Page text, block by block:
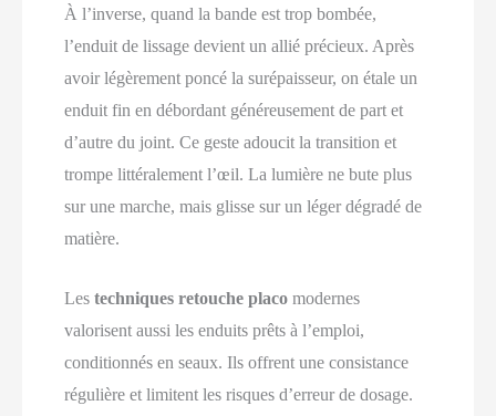
À l’inverse, quand la bande est trop bombée,
l’enduit de lissage devient un allié précieux. Après
avoir légèrement poncé la surépaisseur, on étale un
enduit fin en débordant généreusement de part et
d’autre du joint. Ce geste adoucit la transition et
trompe littéralement l’œil. La lumière ne bute plus
sur une marche, mais glisse sur un léger dégradé de
matière.
Lestechniques retouche placo modernes
valorisent aussi les enduits prêts à l’emploi,
conditionnés en seaux. Ils offrent une consistance
régulière et limitent les risques d’erreur de dosage.